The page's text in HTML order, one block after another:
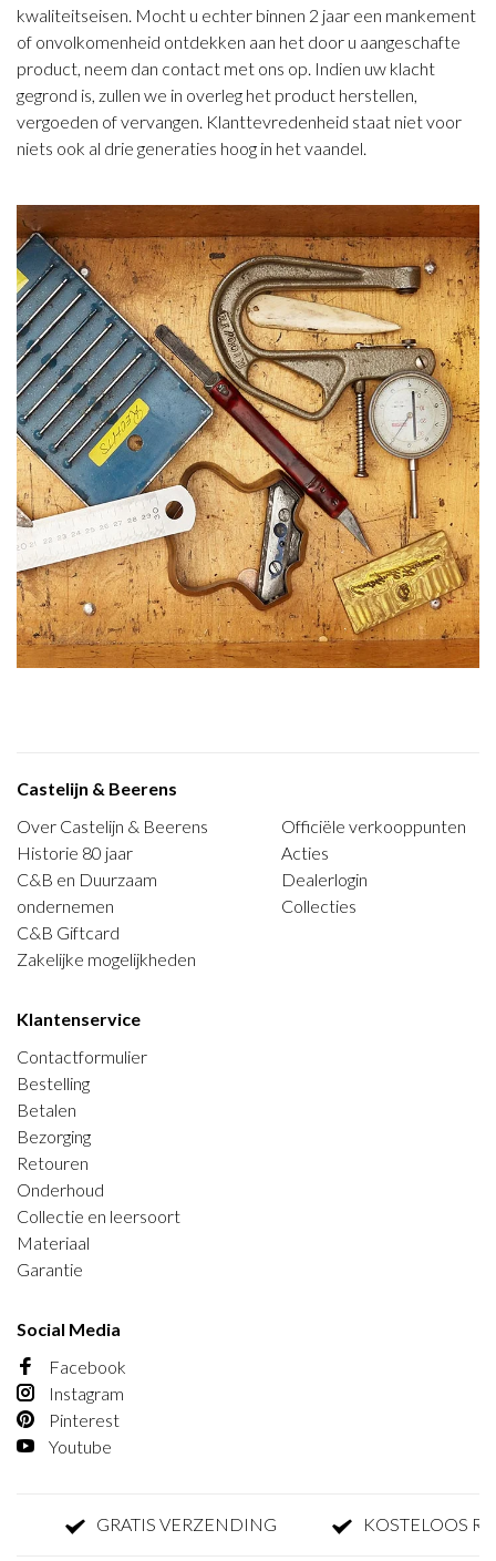
kwaliteitseisen. Mocht u echter binnen 2 jaar een mankement
of onvolkomenheid ontdekken aan het door u aangeschafte
product, neem dan contact met ons op. Indien uw klacht
gegrond is, zullen we in overleg het product herstellen,
vergoeden of vervangen. Klanttevredenheid staat niet voor
niets ook al drie generaties hoog in het vaandel.
Castelijn & Beerens
Over Castelijn & Beerens
Historie 80 jaar
C&B en Duurzaam
ondernemen
C&B Giftcard
Zakelijke mogelijkheden
Officiële verkooppunten
Acties
Dealerlogin
Collecties
Klantenservice
Contactformulier
Bestelling
Betalen
Bezorging
Retouren
Onderhoud
Collectie en leersoort
Materiaal
Garantie
Social Media
Facebook
Instagram
Pinterest
Youtube
GRATIS VERZENDING KOSTELOOS